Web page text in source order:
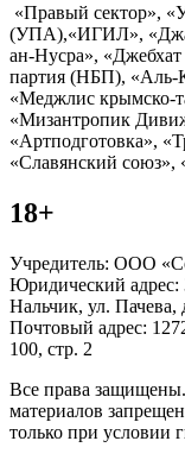
«Правый сектор»,
(УПА),«ИГИЛ»,
ан-Нусра»,
партия (НБП),
«Меджлис крымско-
«Мизантропик
«Артподготовка»,
«Славянский союз»,
18+
Учредитель: ООО
Юридический адрес:
Нальчик, ул. Пачева,
Почтовый адрес:
100, стр. 2
Все права
материалов
только при условии